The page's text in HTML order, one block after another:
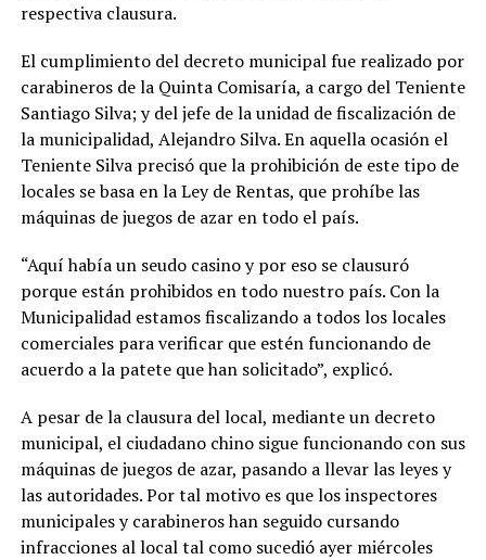
respectiva clausura.
El cumplimiento del decreto municipal fue realizado por
carabineros de la Quinta Comisaría, a cargo del Teniente
Santiago Silva; y del jefe de la unidad de fiscalización de
la municipalidad, Alejandro Silva. En aquella ocasión el
Teniente Silva precisó que la prohibición de este tipo de
locales se basa en la Ley de Rentas, que prohíbe las
máquinas de juegos de azar en todo el país.
“Aquí había un seudo casino y por eso se clausuró
porque están prohibidos en todo nuestro país. Con la
Municipalidad estamos fiscalizando a todos los locales
comerciales para verificar que estén funcionando de
acuerdo a la patete que han solicitado”, explicó.
A pesar de la clausura del local, mediante un decreto
municipal, el ciudadano chino sigue funcionando con sus
máquinas de juegos de azar, pasando a llevar las leyes y
las autoridades. Por tal motivo es que los inspectores
municipales y carabineros han seguido cursando
infracciones al local tal como sucedió ayer miércoles